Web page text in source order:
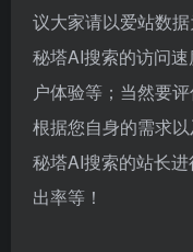
议大家请以爱站数
秘塔AI搜索的访问
户体验等；当然要
根据您自身的需求
秘塔AI搜索的站长
出率等！